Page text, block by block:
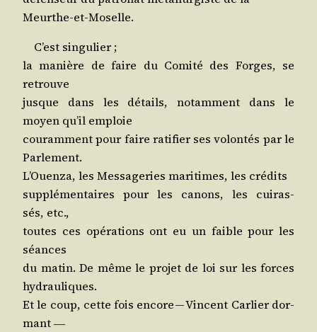
Meurthe-et-Moselle.
C’est singulier ;
la manière de faire du Comi­té des Forges, se
retrouve
jusque dans les détails, notam­ment dans le
moyen qu’il emploie
cou­ram­ment pour faire rati­fier ses volon­tés par le
Parlement.
L’Ouen­za, les Mes­sa­ge­ries mari­times, les crédits
sup­plé­men­taires pour les canons, les cui­ras­
sés, etc.,
toutes ces opé­ra­tions ont eu un faible pour les
séances
du matin. De même le pro­jet de loi sur les forces
hydrauliques.
Et le coup, cette fois encore — Vincent Car­lier dor­
mant ―